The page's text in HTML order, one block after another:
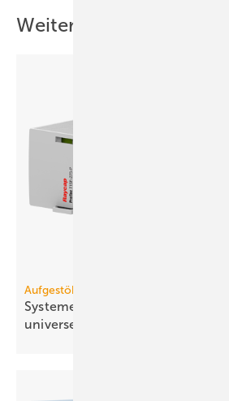
Weitere Inhalte
Aufgestöbert
Systeme für die TGA+E:
uni­ver­sell